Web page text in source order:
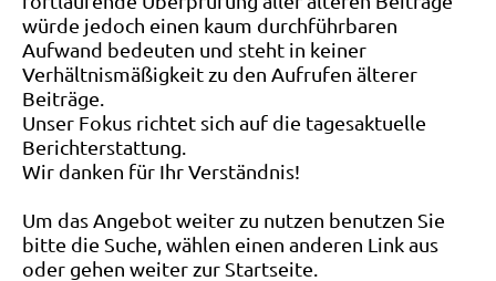
würde jedoch einen kaum durchführbaren
Aufwand bedeuten und steht in keiner
Verhältnismäßigkeit zu den Aufrufen älterer
Beiträge.
Unser Fokus richtet sich auf die tagesaktuelle
Berichterstattung.
Wir danken für Ihr Verständnis!
Um das Angebot weiter zu nutzen benutzen Sie
bitte die Suche, wählen einen anderen Link aus
oder gehen weiter zur Startseite.